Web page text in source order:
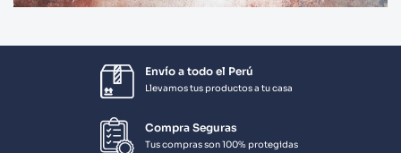
Envío a todo el Perú
Llevamos tus productos a tu casa
Compra Seguras
Tus compras son 100% protegidas